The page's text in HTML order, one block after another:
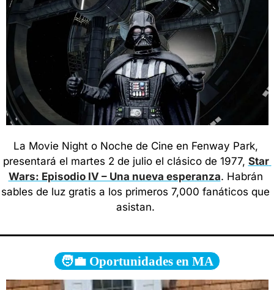
La Movie Night o Noche de Cine en Fenway Park,
presentará el martes 2 de julio el clásico de 1977, Star
Wars: Episodio IV – Una nueva esperanza. Habrán
sables de luz gratis a los primeros 7,000 fanáticos que
asistan.
🧑‍💼 Oportunidades en MA